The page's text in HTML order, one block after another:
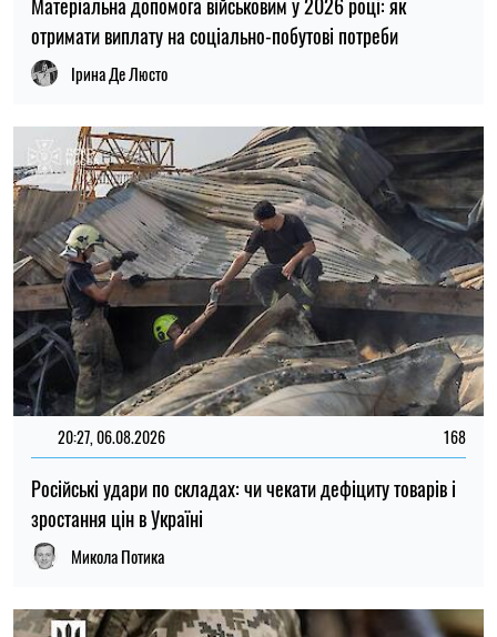
20:27, 06.08.2026
Російські удари по складах: чи чекати дефіциту товарів і
Микола Потика
15:59, 06.08.2026 80
Новий контракт у війську: Міноборони пояснило правила
Ірина Де Люсто